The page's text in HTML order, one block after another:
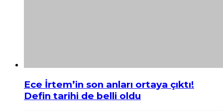
Ece İrtem’in son anları ortaya çıktı!
Defin tarihi de belli oldu